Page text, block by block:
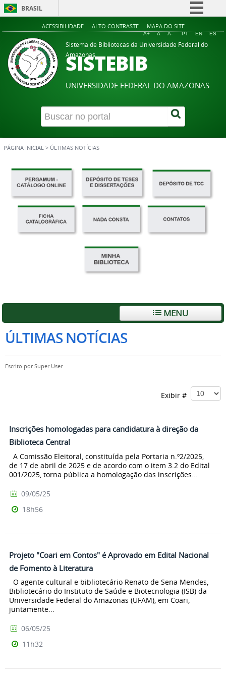
BRASIL
Simplifique!
Comunica BR
Participe
Acesso à informação
Legislação
Canais
ACESSIBILIDADE ALTO CONTRASTE MAPA DO SITE
A+ A A- PT EN ES
Sistema de Bibliotecas da Universidade Federal do
Amazonas
SISTEBIB
UNIVERSIDADE FEDERAL DO AMAZONAS
PÁGINA INICIAL > ÚLTIMAS NOTÍCIAS
MENU
ÚLTIMAS NOTÍCIAS
Escrito porSuper User
Exibir #
Inscrições homologadas para candidatura à direção da
Biblioteca Central
A Comissão Eleitoral, constituída pela Portaria n.º2/2025,
de 17 de abril de 2025 e de acordo com o item 3.2 do Edital
001/2025, torna pública a homologação das inscrições...
09/05/25
18h56
Projeto "Coari em Contos" é Aprovado em Edital Nacional
de Fomento à Literatura
O agente cultural e bibliotecário Renato de Sena Mendes,
Bibliotecário do Instituto de Saúde e Biotecnologia (ISB) da
Universidade Federal do Amazonas (UFAM), em Coari,
juntamente...
06/05/25
11h32